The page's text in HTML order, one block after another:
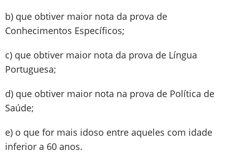
b) que obtiver maior nota da prova de
Conhecimentos Específicos;
c) que obtiver maior nota da prova de Língua
Portuguesa;
d) que obtiver maior nota na prova de Política de
Saúde;
e) o que for mais idoso entre aqueles com idade
inferior a 60 anos.